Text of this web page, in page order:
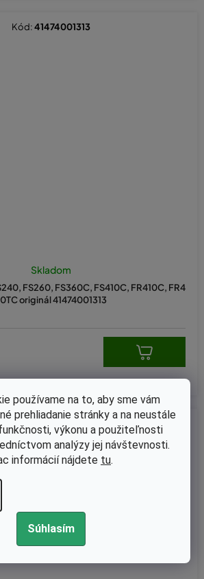
používame na to, aby sme vám
prehliadanie stránky a na neustále
výkonu a použiteľnosti
analýzy jej návštevnosti.
informácií nájdete tu.
Súhlasím
FS260, FS360C, FS410C, FR410C, FR4
originál 41474001313
Skladom
Kód:41474001313
Kód: 41471900600